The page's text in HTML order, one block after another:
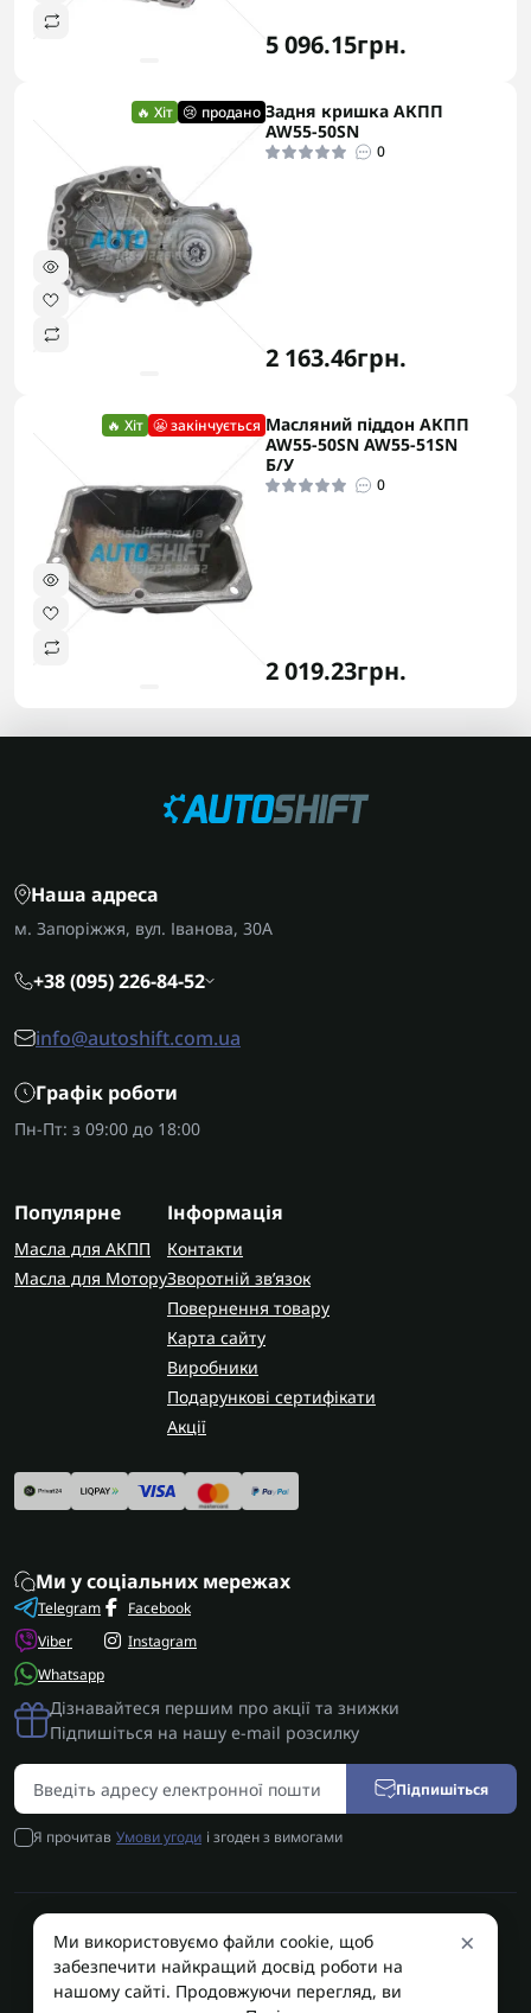
5 096.15грн.
🔥 Хіт 😢 продано Задня кришка АКПП
AW55-50SN
0
2 163.46грн.
🔥 Хіт 😬 закінчується Масляний піддон АКПП
AW55-50SN AW55-51SN
Б/У
0
2 019.23грн.
Наша адреса
м. Запоріжжя, вул. Іванова, 30А
+38 (095) 226-84-52
info@autoshift.com.ua
Графік роботи
Пн-Пт: з 09:00 до 18:00
Популярне
Масла для АКПП
Масла для Мотору
Інформація
Контакти
Зворотній зв’язок
Повернення товару
Карта сайту
Виробники
Подарункові сертифікати
Акції
Ми у соціальних мережах
Telegram
Viber
Whatsapp
Facebook
Instagram
Дізнавайтеся першим про акції та знижки
Підпишіться на нашу e-mail розсилку
Підпишіться
Я прочитав Умови угоди і згоден з вимогами
AUTOSHIFT | Запчастини АКПП | Ремонт АКПП © 2026
AUTOSHIFT
×
Ми використовуємо файли cookie, щоб
забезпечити найкращий досвід роботи на
нашому сайті. Продовжуючи перегляд, ви